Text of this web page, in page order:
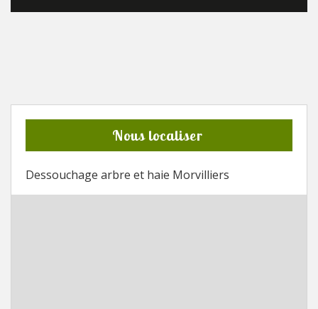
Nous localiser
Dessouchage arbre et haie Morvilliers